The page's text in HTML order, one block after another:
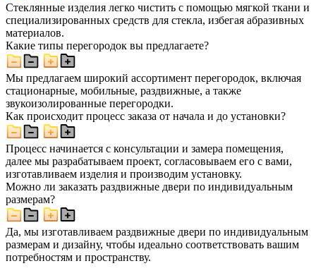
Стеклянные изделия легко чистить с помощью мягкой ткани и
специализированных средств для стекла, избегая абразивных
материалов.
Какие типы перегородок вы предлагаете?
Мы предлагаем широкий ассортимент перегородок, включая
стационарные, мобильные, раздвижные, а также
звукоизолированные перегородки.
Как происходит процесс заказа от начала и до установки?
Процесс начинается с консультации и замера помещения,
далее мы разрабатываем проект, согласовываем его с вами,
изготавливаем изделия и производим установку.
Можно ли заказать раздвижные двери по индивидуальным
размерам?
Да, мы изготавливаем раздвижные двери по индивидуальным
размерам и дизайну, чтобы идеально соответствовать вашим
потребностям и пространству.